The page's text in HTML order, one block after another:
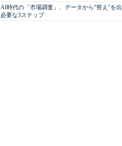
AI時代の「市場調査」、データから“答え”を
必要な3ステップ